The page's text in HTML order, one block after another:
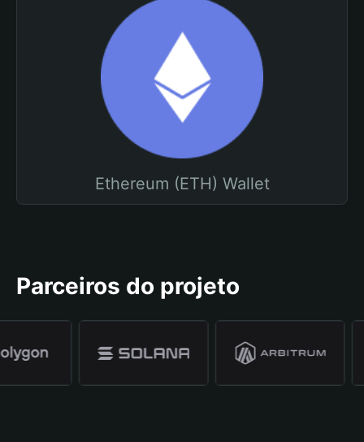
Ethereum (ETH) Wallet
Parceiros do projeto